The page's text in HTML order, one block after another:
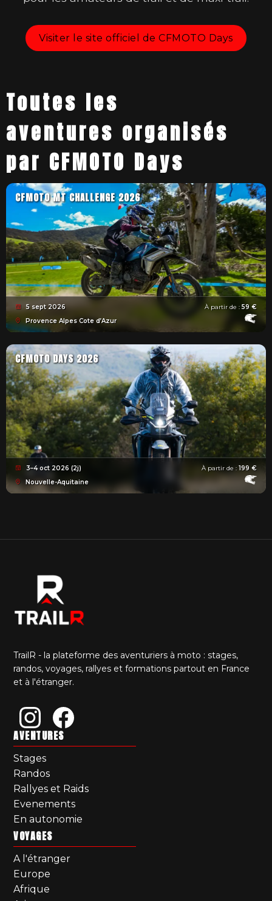
Visiter le site officiel de CFMOTO Days
Toutes les
aventures organisés
par CFMOTO Days
CFMOTO MT CHALLENGE 2026
5 sept 2026
Provence Alpes Cote d’Azur
À partir de : 59 €
CFMOTO DAYS 2026
3–4 oct 2026 (2j)
Nouvelle-Aquitaine
À partir de : 199 €
TrailR - la plateforme des aventuriers à moto : stages,
randos, voyages, rallyes et formations partout en France
et à l'étranger.
AVENTURES
Stages
Randos
Rallyes et Raids
Evenements
En autonomie
VOYAGES
A l'étranger
Europe
Afrique